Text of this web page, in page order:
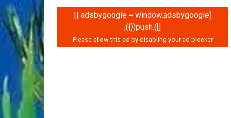
(adsbygoogle = window.adsbygoogle ||
[]).push({});